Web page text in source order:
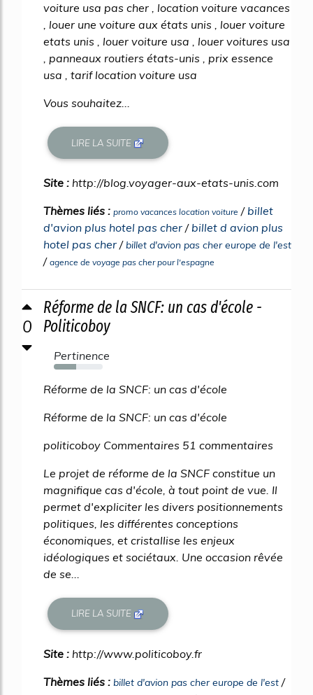
voiture usa pas cher , location voiture vacances
, louer une voiture aux états unis , louer voiture
etats unis , louer voiture usa , louer voitures usa
, panneaux routiers états-unis , prix essence
usa , tarif location voiture usa
Vous souhaitez...
LIRE LA SUITE
Site : http://blog.voyager-aux-etats-unis.com
Thèmes liés : promo vacances location voiture / billet
d'avion plus hotel pas cher / billet d avion plus
hotel pas cher /billet d'avion pas cher europe de l'est
/ agence de voyage pas cher pour l'espagne
0
Réforme de la SNCF: un cas d'école -
Politicoboy
Pertinence
45%
Réforme de la SNCF: un cas d'école
Réforme de la SNCF: un cas d'école
politicoboy Commentaires 51 commentaires
Le projet de réforme de la SNCF constitue un
magnifique cas d'école, à tout point de vue. Il
permet d'expliciter les divers positionnements
politiques, les différentes conceptions
économiques, et cristallise les enjeux
idéologiques et sociétaux. Une occasion rêvée
de se...
LIRE LA SUITE
Site : http://www.politicoboy.fr
Thèmes liés : billet d'avion pas cher europe de l'est /